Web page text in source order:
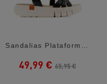
49,99 € 65,95 €